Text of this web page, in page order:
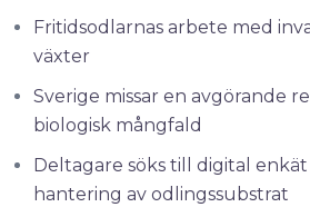
Fritidsodlarnas arbete med
växter
Sverige missar en avgörande
biologisk mångfald
Deltagare söks till digital
hantering av odlingssubstrat